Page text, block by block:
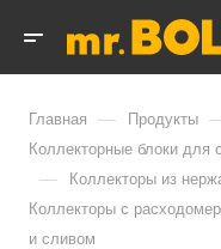
Главная — Продукты
Коллекторные блоки для
— Коллекторы из
Коллекторы с
и сливом